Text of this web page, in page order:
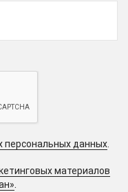
персональных данных.
материалов
.